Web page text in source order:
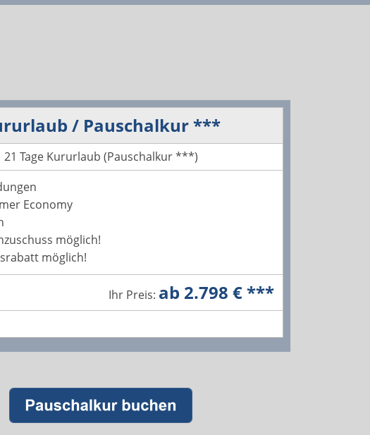
/ Pauschalkur ***
21 Tage Kururlaub (Pauschalkur ***)
Economy
möglich!
möglich!
Ihr Preis: ab 2.798 € ***